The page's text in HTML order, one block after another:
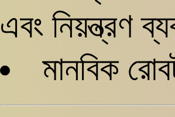
এবং নিয়ন্ত্রণ
মানবিক